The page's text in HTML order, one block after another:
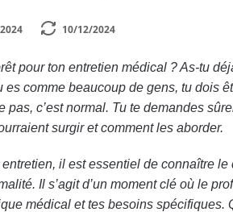
10/12/2024
pour ton entretien médical ? As-tu
es comme beaucoup de gens, tu dois
pas, c’est normal. Tu te demandes
surgir et comment les aborder.
il est essentiel de connaître le
Il s’agit d’un moment clé où le
médical et tes besoins spécifiques.